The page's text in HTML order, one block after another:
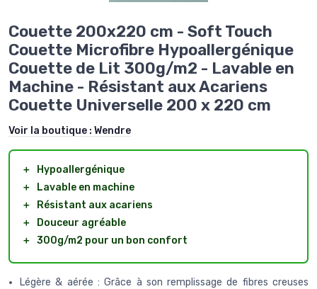
Couette 200x220 cm - Soft Touch
Couette Microfibre Hypoallergénique
Couette de Lit 300g/m2 - Lavable en
Machine - Résistant aux Acariens
Couette Universelle 200 x 220 cm
Voir la boutique : Wendre
＋
Hypoallergénique
＋
Lavable en machine
＋
Résistant aux acariens
＋
Douceur agréable
＋ 300g/m2 pour un bon confort
Légère & aérée : Grâce à son remplissage de fibres creuses